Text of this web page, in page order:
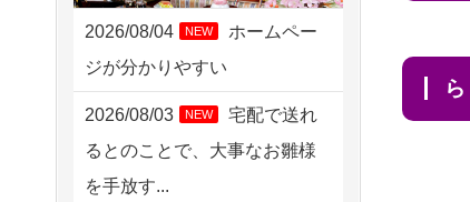
千葉県の方からお申込み
2026/08/04 14:04
東京都の方からお申込み
2026/08/04 00:38
中野区の方からお申込み
2026/08/04 NEW
ホームペー
ジが分かりやすい
2026/08/03 NEW
宅配で送れ
るとのことで、大事なお雛様
を手放す...